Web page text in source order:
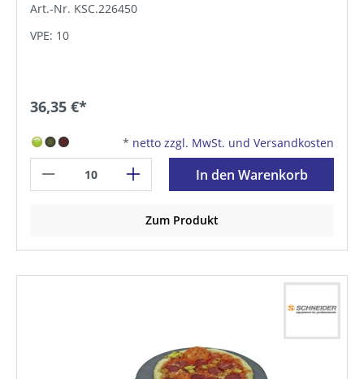
Art.-Nr. KSC.226450
VPE: 10
36,35 €*
* netto zzgl. MwSt. und Versandkosten
In den Warenkorb
Zum Produkt